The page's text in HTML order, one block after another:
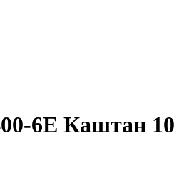
6Е Каштан